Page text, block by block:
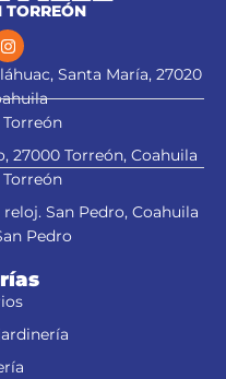
TORREÓN
Santa María, 27020
27000 Torreón, Coahuila
San Pedro, Coahuila
Pedro